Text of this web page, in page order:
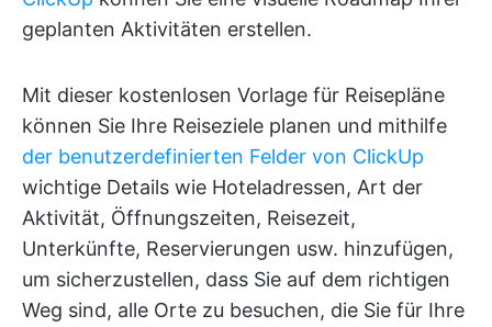
geplanten Aktivitäten erstellen.
Mit dieser kostenlosen Vorlage für Reisepläne
können Sie Ihre Reiseziele planen und mithilfe
der benutzerdefinierten Felder von ClickUp
wichtige Details wie Hoteladressen, Art der
Aktivität, Öffnungszeiten, Reisezeit,
Unterkünfte, Reservierungen usw. hinzufügen,
um sicherzustellen, dass Sie auf dem richtigen
Weg sind, alle Orte zu besuchen, die Sie für Ihre